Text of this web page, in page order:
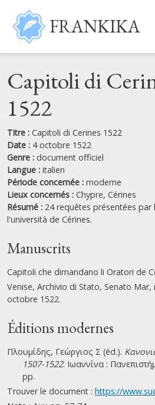
Aller au contenu principal
FRANKIKA
Capitoli di
1522
Titre : Capitoli di Cerines 1522
Date : 4 octobre 1522
Genre : document officiel
Langue : italien
Période concernée : moderne
Lieux concernés : Chypre, Cérines
Résumé : 24 requêtes présentées
l'università de Cérines.
Manuscrits
Capitoli che dimandano li Oratori de
Venise, Archivio di Stato, Senato Mar,
octobre 1522.
Éditions modernes
Πλουμίδης, Γεώργιος Σ (éd.).
1507-1522. Ιωαννίνα :
pp.
Trouver le document : https://